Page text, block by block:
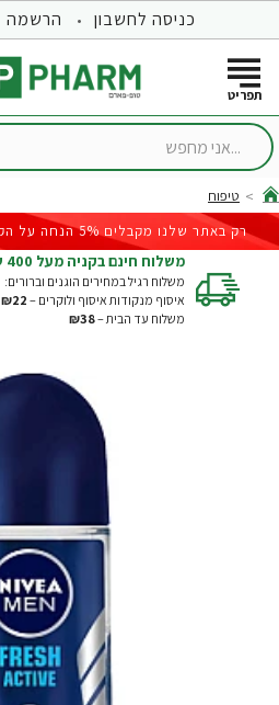
כניסה לחשבון הרשמה
...אני
home
טיפוח
רק באתר שלנו מקבלים 5% הנחה על הקנייה הבאה |
משלוח חינם בקניה מעל 400 ש"ח | דרך איפוסט עד 5 ק"ג
משלוח רגיל במחירים הוגנים וברורים:
איסוף מנקודות איסוף ולוקרים – ₪22
משלוח עד הבית –₪38